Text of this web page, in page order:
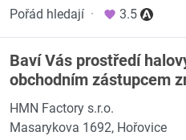
Pořád hledají · 3.5
Baví Vás prostředí
obchodním zástupcem
HMN Factory s.r.o.
Masarykova 1692, Hořovice